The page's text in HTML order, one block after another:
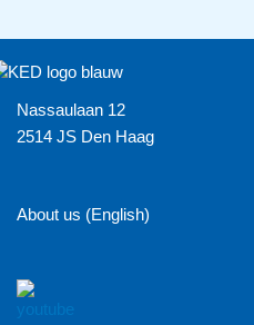
Nassaulaan 12
2514 JS Den Haag
About us (English)